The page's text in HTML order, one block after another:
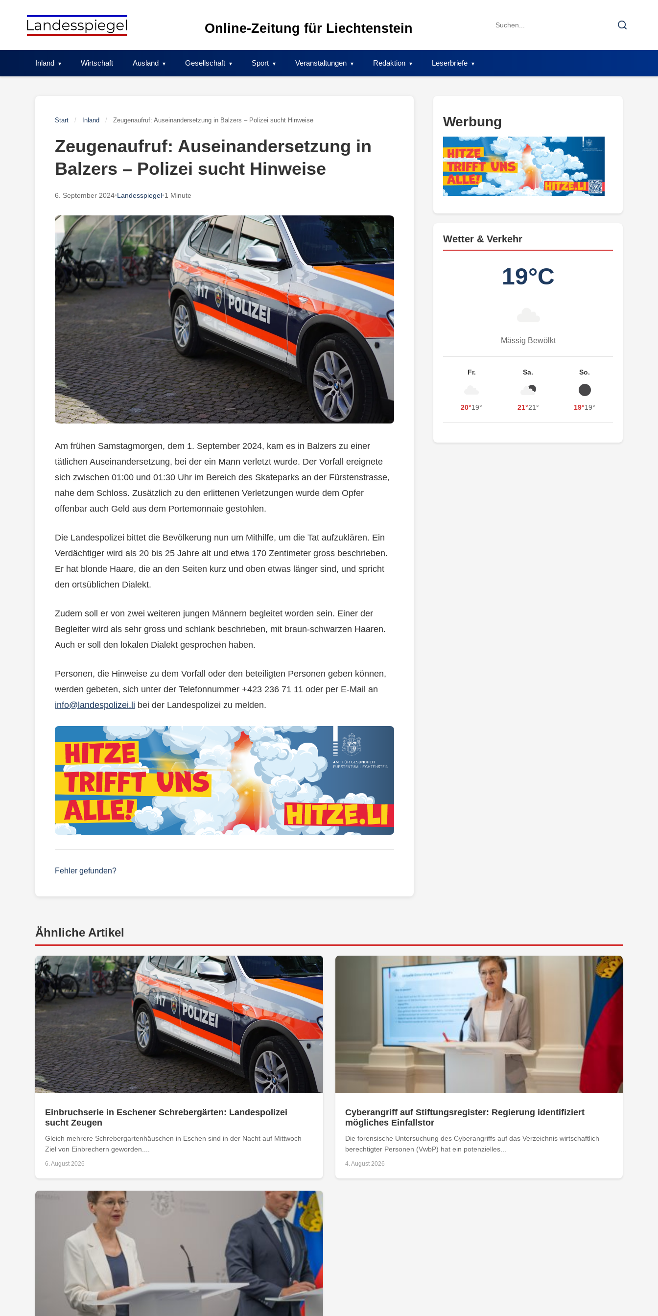
Online-Zeitung für Liechtenstein
Search
Search
Inland Wirtschaft Ausland Gesellschaft Sport Veranstaltungen Redaktion Leserbriefe
Start / Inland / Zeugenaufruf: Auseinandersetzung in Balzers – Polizei sucht Hinweise
Zeugenaufruf: Auseinandersetzung in
Balzers – Polizei sucht Hinweise
6. September 2024•Landesspiegel•1 Minute
Am frühen Samstagmorgen, dem 1. September 2024, kam es in Balzers zu einer
tätlichen Auseinandersetzung, bei der ein Mann verletzt wurde. Der Vorfall ereignete
sich zwischen 01:00 und 01:30 Uhr im Bereich des Skateparks an der Fürstenstrasse,
nahe dem Schloss. Zusätzlich zu den erlittenen Verletzungen wurde dem Opfer
offenbar auch Geld aus dem Portemonnaie gestohlen.
Die Landespolizei bittet die Bevölkerung nun um Mithilfe, um die Tat aufzuklären. Ein
Verdächtiger wird als 20 bis 25 Jahre alt und etwa 170 Zentimeter gross beschrieben.
Er hat blonde Haare, die an den Seiten kurz und oben etwas länger sind, und spricht
den ortsüblichen Dialekt.
Zudem soll er von zwei weiteren jungen Männern begleitet worden sein. Einer der
Begleiter wird als sehr gross und schlank beschrieben, mit braun-schwarzen Haaren.
Auch er soll den lokalen Dialekt gesprochen haben.
Personen, die Hinweise zu dem Vorfall oder den beteiligten Personen geben können,
werden gebeten, sich unter der Telefonnummer +423 236 71 11 oder per E-Mail an
info@landespolizei.li bei der Landespolizei zu melden.
Fehler gefunden?
Werbung
Wetter & Verkehr
19°C
Mässig Bewölkt
Fr.
20°19°
Sa.
21°21°
So.
19°19°
Ähnliche Artikel
Einbruchserie in Eschener Schrebergärten: Landespolizei
sucht Zeugen
Gleich mehrere Schrebergartenhäuschen in Eschen sind in der Nacht auf Mittwoch
Ziel von Einbrechern geworden....
6. August 2026
Cyberangriff auf Stiftungsregister: Regierung identifiziert
mögliches Einfallstor
Die forensische Untersuchung des Cyberangriffs auf das Verzeichnis wirtschaftlich
berechtigter Personen (VwbP) hat ein potenzielles...
4. August 2026